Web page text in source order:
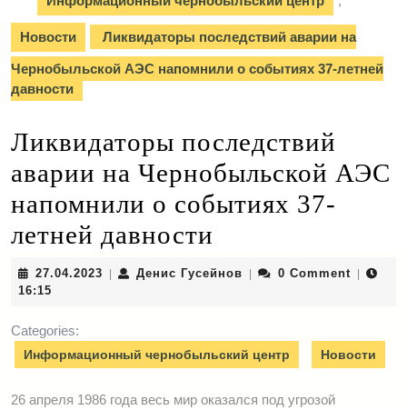
Новости Ликвидаторы последствий аварии на
Чернобыльской АЭС напомнили о событиях 37-летней
давности
Ликвидаторы последствий
аварии на Чернобыльской АЭС
напомнили о событиях 37-
летней давности
27.04.2023 27.04.2023Денис Гусейнов Денис0 Comment
16:15
Categories:
Информационный чернобыльский центр Новости
26 апреля 1986 года весь мир оказался под угрозой